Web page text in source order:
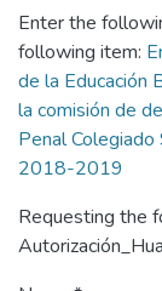
Enter the
following item:
de la Educación
la comisión de
Penal
2018-2019
Requesting the